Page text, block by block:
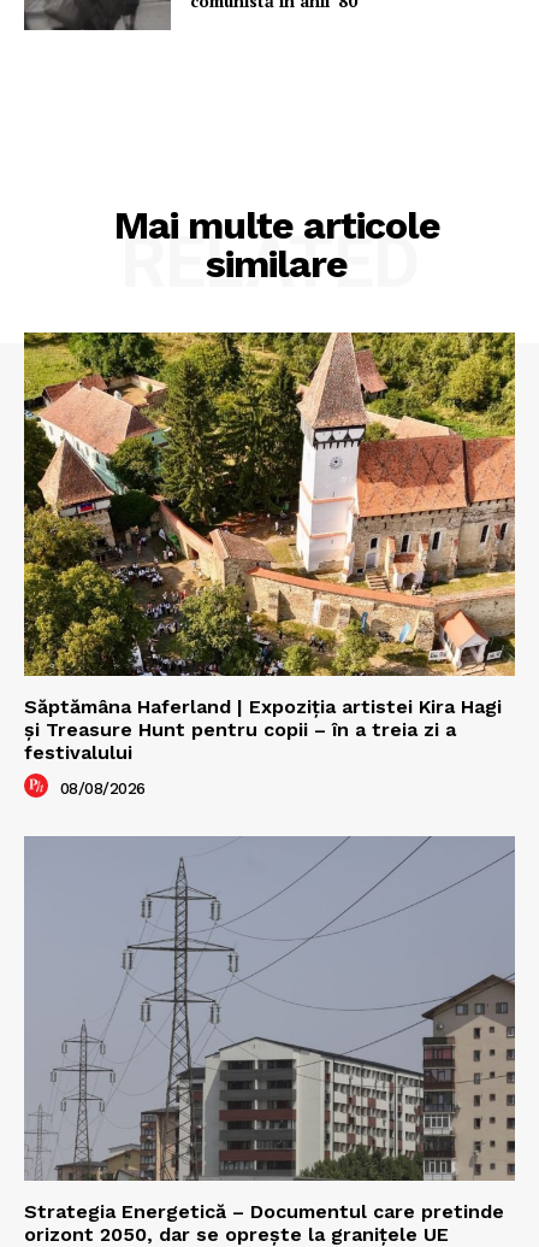
Mai multe articole
similare
RELATED
Săptămâna Haferland | Expoziţia artistei Kira Hagi
şi Treasure Hunt pentru copii – în a treia zi a
festivalului
08/08/2026
Strategia Energetică – Documentul care pretinde
orizont 2050, dar se oprește la granițele UE